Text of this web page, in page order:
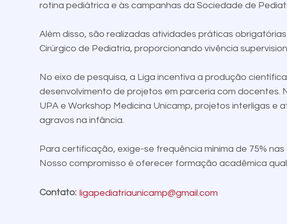
rotina pediátrica e às campanhas da Sociedade de
Além disso, são realizadas atividades práticas
Cirúrgico de Pediatria, proporcionando vivência
No eixo de pesquisa, a Liga incentiva a produção
desenvolvimento de projetos em parceria com docentes.
UPA e Workshop Medicina Unicamp, projetos interligas
agravos na infância.
Para certificação, exige-se frequência mínima de 75%
Nosso compromisso é oferecer formação acadêmica
Contato: ligapediatriaunicamp@gmail.com